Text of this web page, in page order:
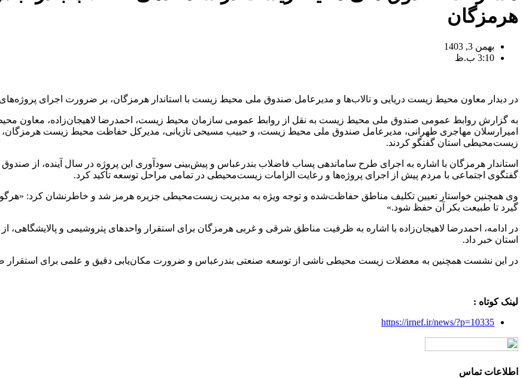
هرمزگان
بهمن 3, 1403
3:10 ب.ظ
در دیدار معاون محیط زیست دریایی و تالاب‌ها و مدیرعامل صندوق ملی محیط زیست با استاندار هرمزگان، بر ضرورت اجرای
به گزارش روابط عمومی صندوق ملی محیط زیست به نقل از روابط عمومی سازمان محیط زیست، احمدرضا لاهیجان‌زاده، معاون
امیرارسلان مهاجری طهرانی، مدیرعامل صندوق ملی محیط زیست، و حبیب مسیحی تازیانی، مدیرکل حفاظت محیط زیست هرمزگان، با
زیست‌محیطی استان گفتگو کردند.
استاندار هرمزگان با اشاره به اجرای طرح ساماندهی پساب فاضلاب بندرعباس و پیش‌بینی سودآوری این پروژه در سال آینده، از
گفتگوی اجتماعی با مردم پیش از اجرای پروژه‌ها و رعایت الزامات زیست‌محیطی در تمامی مراحل توسعه تأکید کرد.
وی همچنین خواستار تعیین تکلیف مناطق حفاظت‌شده و توجه ویژه به مدیریت زیست‌محیطی جزیره هرمز شد و خاطرنشان کرد:
گیرد تا طبیعت بکر آن حفظ شود.»
در ادامه، احمدرضا لاهیجان‌زاده با اشاره به ظرفیت مناطق شرقی و غربی هرمزگان برای استقرار واحدهای پتروشیمی و پالایشگاهی،
استان خبر داد.
در این نشست همچنین به معضلات زیست‌ محیطی ناشی از توسعه صنعتی بندرعباس و ضرورت مکان‌یابی دقیق و علمی برای استقرار
لینک کوتاه :
https://irnef.ir/news/?p=10335
اطلاعات تماس